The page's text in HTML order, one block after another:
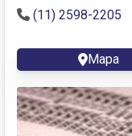
(11) 2598-2205
Mapa